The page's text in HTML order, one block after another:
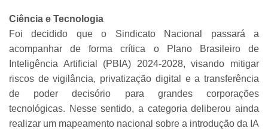
Ciência e Tecnologia
Foi decidido que o Sindicato Nacional passará a
acompanhar de forma crítica o Plano Brasileiro de
Inteligência Artificial (PBIA) 2024-2028, visando mitigar
riscos de vigilância, privatização digital e a transferência
de poder decisório para grandes corporações
tecnológicas. Nesse sentido, a categoria deliberou ainda
realizar um mapeamento nacional sobre a introdução da IA